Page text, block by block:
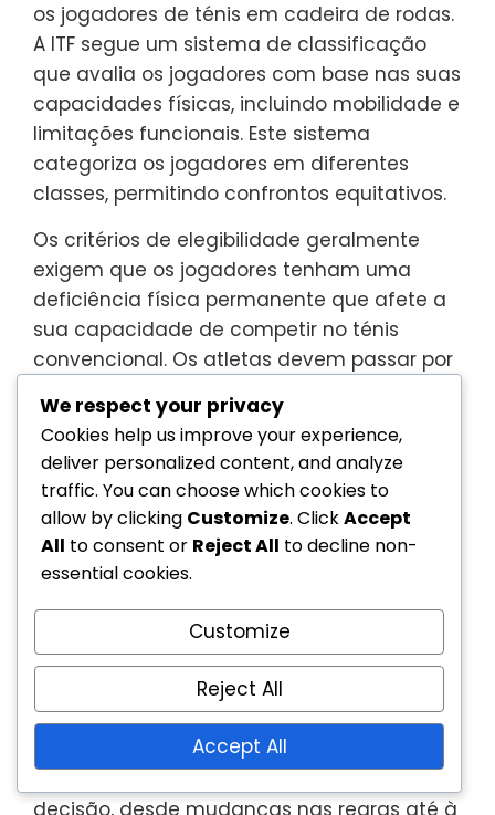
os jogadores de ténis em cadeira de rodas.
A ITF segue um sistema de classificação
que avalia os jogadores com base nas suas
capacidades físicas, incluindo mobilidade e
limitações funcionais. Este sistema
categoriza os jogadores em diferentes
classes, permitindo confrontos equitativos.
Os critérios de elegibilidade geralmente
exigem que os jogadores tenham uma
deficiência física permanente que afete a
sua capacidade de competir no ténis
convencional. Os atletas devem passar por
determinar a sua classe apropriada, o que
pode influenciar a sua participação em
torneios e eventos.
Estrutura de Governação e
Representação dos Jogadores
A estrutura de governação do ténis em
cadeira de rodas envolve a colaboração
entre a ITF, a USTA e o IPC, garantindo que
os interesses dos atletas sejam
representados. Cada organização tem um
decisão, desde mudanças nas regras até à
We respect your privacy
Cookies help us improve your experience,
deliver personalized content, and analyze
traffic. You can choose which cookies to
allow by clicking Customize. ClickAccept
All to consent or Reject All to decline non-
essential cookies.
Customize
Reject All
Accept All